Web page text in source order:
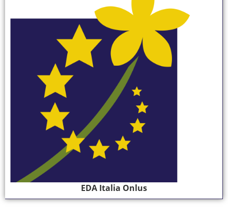
EDA Italia Onlus